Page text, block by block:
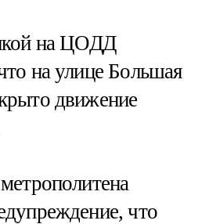
на ЦОДД
на улице Большая
движение
что